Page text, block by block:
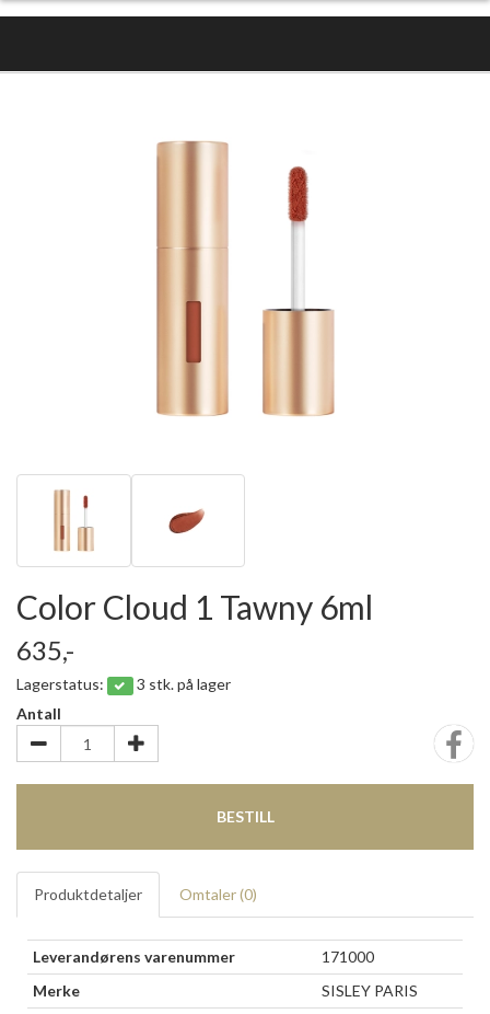
Color Cloud 1 Tawny 6ml
635,-
Lagerstatus:
3 stk. på lager
Antall
BESTILL
Produktdetaljer Omtaler (0)
Leverandørens varenummer
171000
Merke
SISLEY PARIS